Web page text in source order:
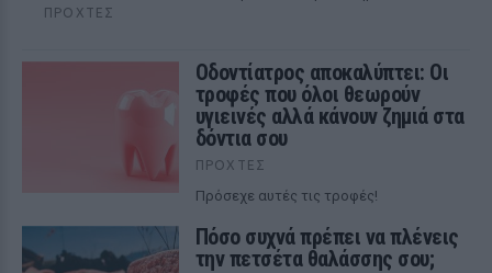
ΠΡΟΧΤΈΣ
Οδοντίατρος αποκαλύπτει: Οι
τροφές που όλοι θεωρούν
υγιεινές αλλά κάνουν ζημιά στα
δόντια σου
ΠΡΟΧΤΈΣ
Πρόσεχε αυτές τις τροφές!
Πόσο συχνά πρέπει να πλένεις
την πετσέτα θαλάσσης σου;